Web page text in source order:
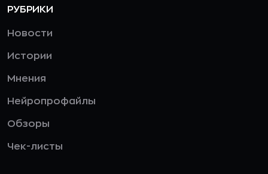
РУБРИКИ
Новости
Истории
Мнения
Нейропрофайлы
Обзоры
Чек-листы